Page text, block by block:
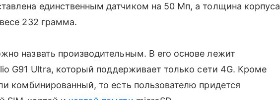
единственным датчиком на 50 Мп, а толщина корпуса
232 грамма.
назвать производительным. В его основе лежит
G91 Ultra, который поддерживает только сети 4G. Кроме
комбинированный, то есть пользователю придется